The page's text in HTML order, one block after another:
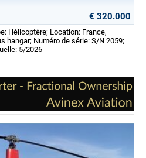
€ 320.000
Hélicoptère; Location: France,
hangar; Numéro de série: S/N 2059;
5/2026